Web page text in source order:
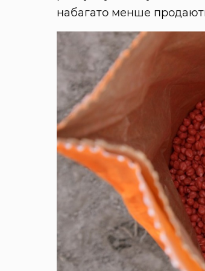
набагато менше